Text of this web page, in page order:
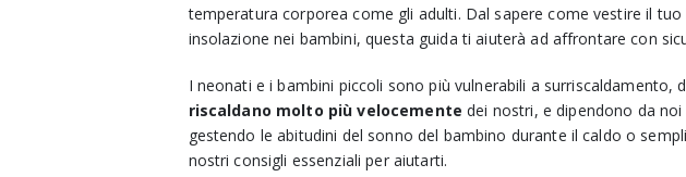
temperatura corporea come gli adulti. Dal sapere come vestire il
insolazione nei bambini, questa guida ti aiuterà ad affrontare con
I neonati e i bambini piccoli sono più vulnerabili a
riscaldano molto più velocemente dei nostri, e dipendono da
gestendo le abitudini del sonno del bambino durante il caldo o
nostri consigli essenziali per aiutarti.